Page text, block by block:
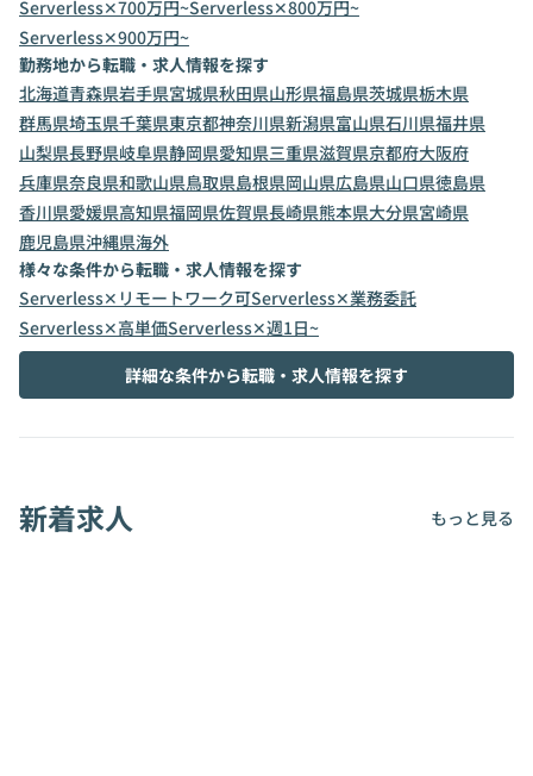
Serverless✕700万円~Serverless✕800万円~
Serverless✕900万円~
勤務地から転職・求人情報を探す
北海道青森県岩手県宮城県秋田県山形県福島県茨城県栃木県
群馬県埼玉県千葉県東京都神奈川県新潟県富山県石川県福井県
山梨県長野県岐阜県静岡県愛知県三重県滋賀県京都府大阪府
兵庫県奈良県和歌山県鳥取県島根県岡山県広島県山口県徳島県
香川県愛媛県高知県福岡県佐賀県長崎県熊本県大分県宮崎県
鹿児島県沖縄県海外
様々な条件から転職・求人情報を探す
Serverless✕リモートワーク可Serverless✕業務委託
Serverless✕高単価Serverless✕週1日~
詳細な条件から転職・求人情報を探す
新着求人 もっと見る